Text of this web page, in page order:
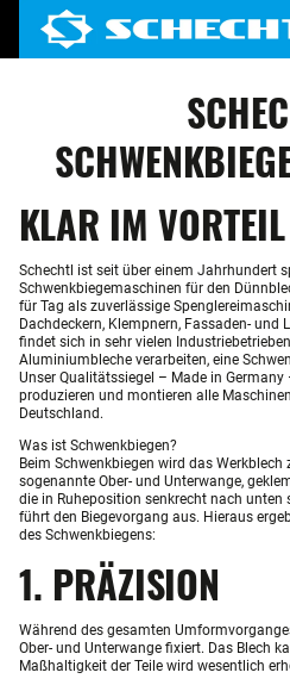
KLAR IM VORTEIL
Schechtl ist seit über einem Jahrhundert
Schwenkbiegemaschinen für den
für Tag als zuverlässige
Dachdeckern, Klempnern, Fassaden-
findet sich in sehr vielen
Aluminiumbleche verarbeiten, eine
Unser Qualitätssiegel – Made in
produzieren und montieren alle
Deutschland.
Was ist Schwenkbiegen?
Beim Schwenkbiegen wird das
sogenannte Ober- und Unterwange,
die in Ruheposition senkrecht nach unten
führt den Biegevorgang aus. Hieraus
des Schwenkbiegens:
1. PRÄZISION
Während des gesamten
Ober- und Unterwange fixiert. Das Blech
Maßhaltigkeit der Teile wird wesentlich